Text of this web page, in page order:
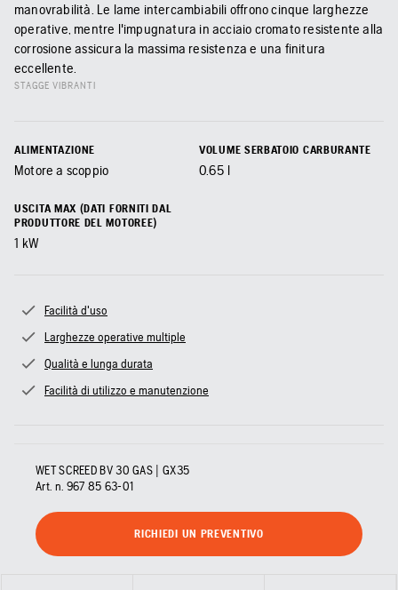
manovrabilità. Le lame intercambiabili offrono cinque larghezze
operative, mentre l'impugnatura in acciaio cromato resistente alla
corrosione assicura la massima resistenza e una finitura
eccellente.
STAGGE VIBRANTI
ALIMENTAZIONE
Motore a scoppio
VOLUME SERBATOIO CARBURANTE
0.65 l
USCITA MAX (DATI FORNITI DAL
PRODUTTORE DEL MOTOREE)
1 kW
Facilità d'uso
Larghezze operative multiple
Qualità e lunga durata
Facilità di utilizzo e manutenzione
WET SCREED BV 30 GAS | GX35
Art. n. 967 85 63‑01
RICHIEDI UN PREVENTIVO